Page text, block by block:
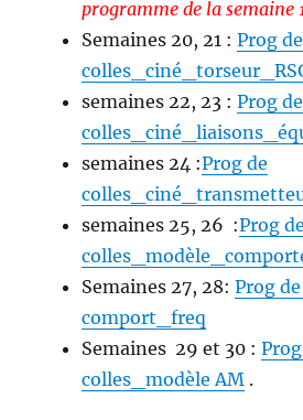
programme de la semaine
Semaines 20, 21 :Prog de
semaines 22, 23 :Prog de
semaines 24 :Prog de
semaines 25, 26 :Prog de
Semaines 27, 28:Prog
comport_freq
Semaines 29 et 30 :
colles_modèle AM .